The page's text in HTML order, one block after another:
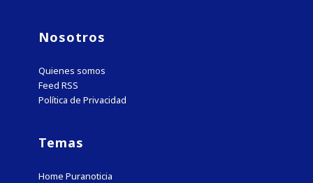
Nosotros
Quienes somos
Feed RSS
Política de Privacidad
Temas
Home Puranoticia